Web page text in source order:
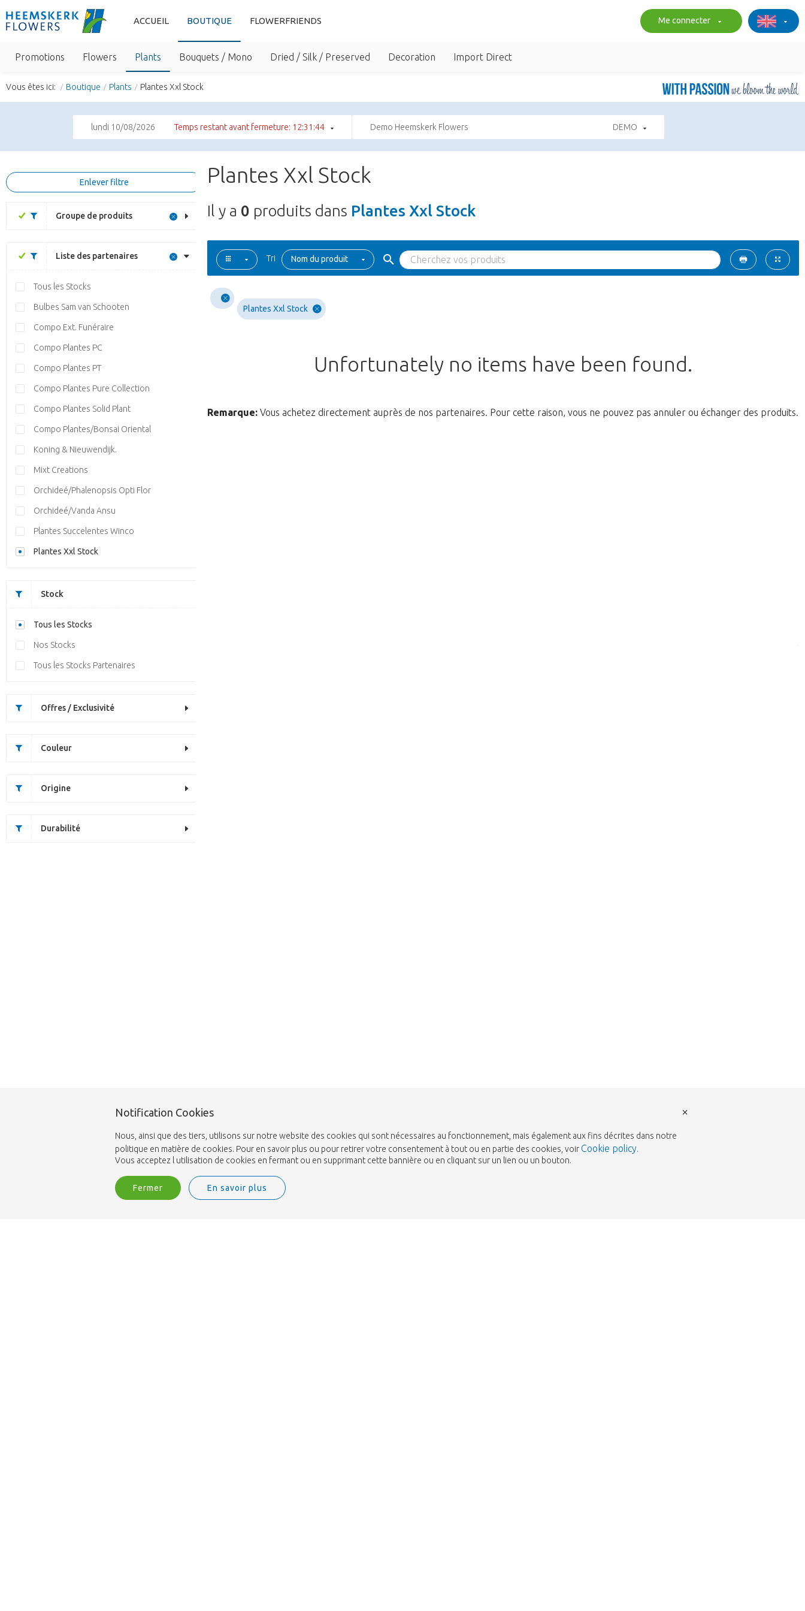
ACCUEIL BOUTIQUE FLOWERFRIENDS Me connecter
Promotions Flowers Plants Bouquets / Mono Dried / Silk / Preserved Decoration Import Direct
Vous êtes ici: Boutique Plants Plantes Xxl Stock
lundi 10/08/2026 Temps restant avant fermeture: 12:31:44 Demo Heemskerk Flowers DEMO
Enlever filtre
Groupe de produits
Liste des partenaires
Tous les Stocks
Bulbes Sam van Schooten
Compo Ext. Funéraire
Compo Plantes PC
Compo Plantes PT
Compo Plantes Pure Collection
Compo Plantes Solid Plant
Compo Plantes/Bonsai Oriental
Koning & Nieuwendijk.
Mixt Creations
Orchideé/Phalenopsis Opti Flor
Orchideé/Vanda Ansu
Plantes Succelentes Winco
Plantes Xxl Stock
Stock
Tous les Stocks
Nos Stocks
Tous les Stocks Partenaires
Offres / Exclusivité
Couleur
Origine
Durabilité
Plantes Xxl Stock
Il y a 0 produits dans Plantes Xxl Stock
Tri Nom du produit
Plantes Xxl Stock
Unfortunately no items have been found.
Remarque: Vous achetez directement auprès de nos partenaires. Pour cette raison, vous ne pouvez pas annuler ou échanger des produits.
Notification Cookies
Nous, ainsi que des tiers, utilisons sur notre website des cookies qui sont nécessaires au fonctionnement, mais également aux fins décrites dans notre
politique en matière de cookies. Pour en savoir plus ou pour retirer votre consentement à tout ou en partie des cookies, voirCookie policy.
Vous acceptez l utilisation de cookies en fermant ou en supprimant cette bannière ou en cliquant sur un lien ou un bouton.
Fermer En savoir plus
×